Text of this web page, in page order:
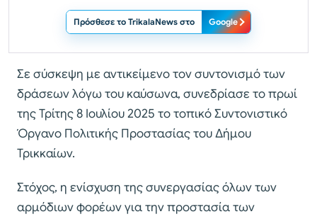
Πρόσθεσε το TrikalaNews στο Google
Σε σύσκεψη με αντικείμενο τον συντονισμό των
δράσεων λόγω του καύσωνα, συνεδρίασε το πρωί
της Τρίτης 8 Ιουλίου 2025 το τοπικό Συντονιστικό
Όργανο Πολιτικής Προστασίας του Δήμου
Τρικκαίων.
Στόχος, η ενίσχυση της συνεργασίας όλων των
αρμόδιων φορέων για την προστασία των